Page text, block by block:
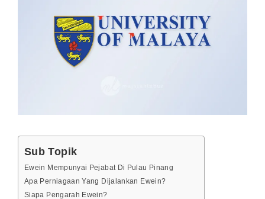
Sub Topik
Ewein Mempunyai Pejabat Di Pulau Pinang
Apa Perniagaan Yang Dijalankan Ewein?
Siapa Pengarah Ewein?